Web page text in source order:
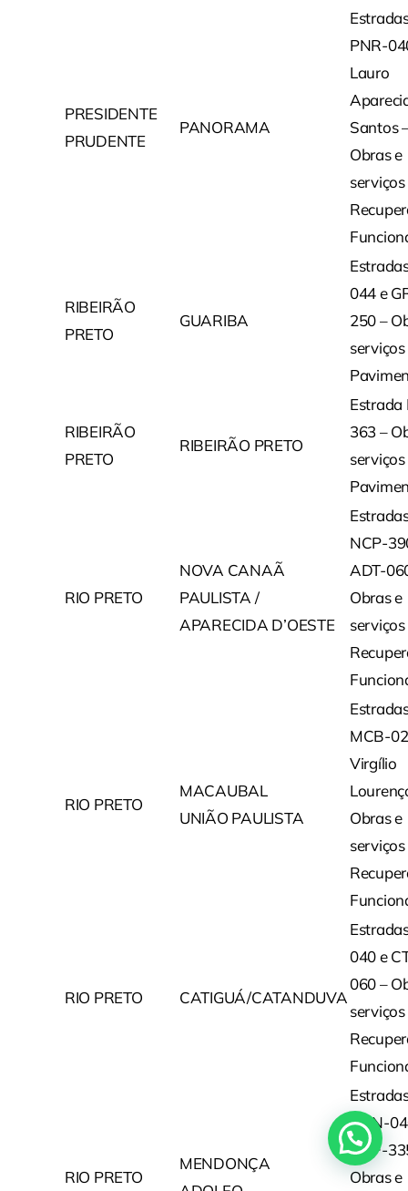
PRESIDENTE
PRUDENTE
PANORAMA
PNR-
Lauro
Santos
Obras e
RIBEIRÃO
PRETO
GUARIBA
044 e
250 –
RIBEIRÃO
PRETO
RIBEIRÃO PRETO
Estrada
363 –
RIO PRETO
NOVA CANAÃ
PAULISTA /
APARECIDA D’OESTE
NCP-
ADT-
Obras e
RIO PRETO
MACAUBAL
UNIÃO PAULISTA
MCB-
Virgílio
Obras e
RIO PRETO CATIGUÁ/CATANDUVA
040 e
060 –
RIO PRETO
MENDONÇA
MEN-
ADF-
Obras e